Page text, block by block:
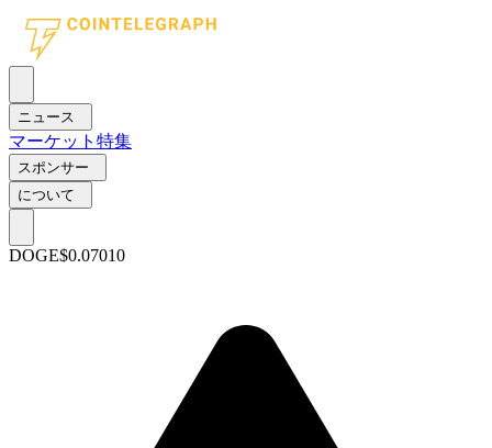
ニュース
マーケット 特集
スポンサー
について
DOGE$0.07010